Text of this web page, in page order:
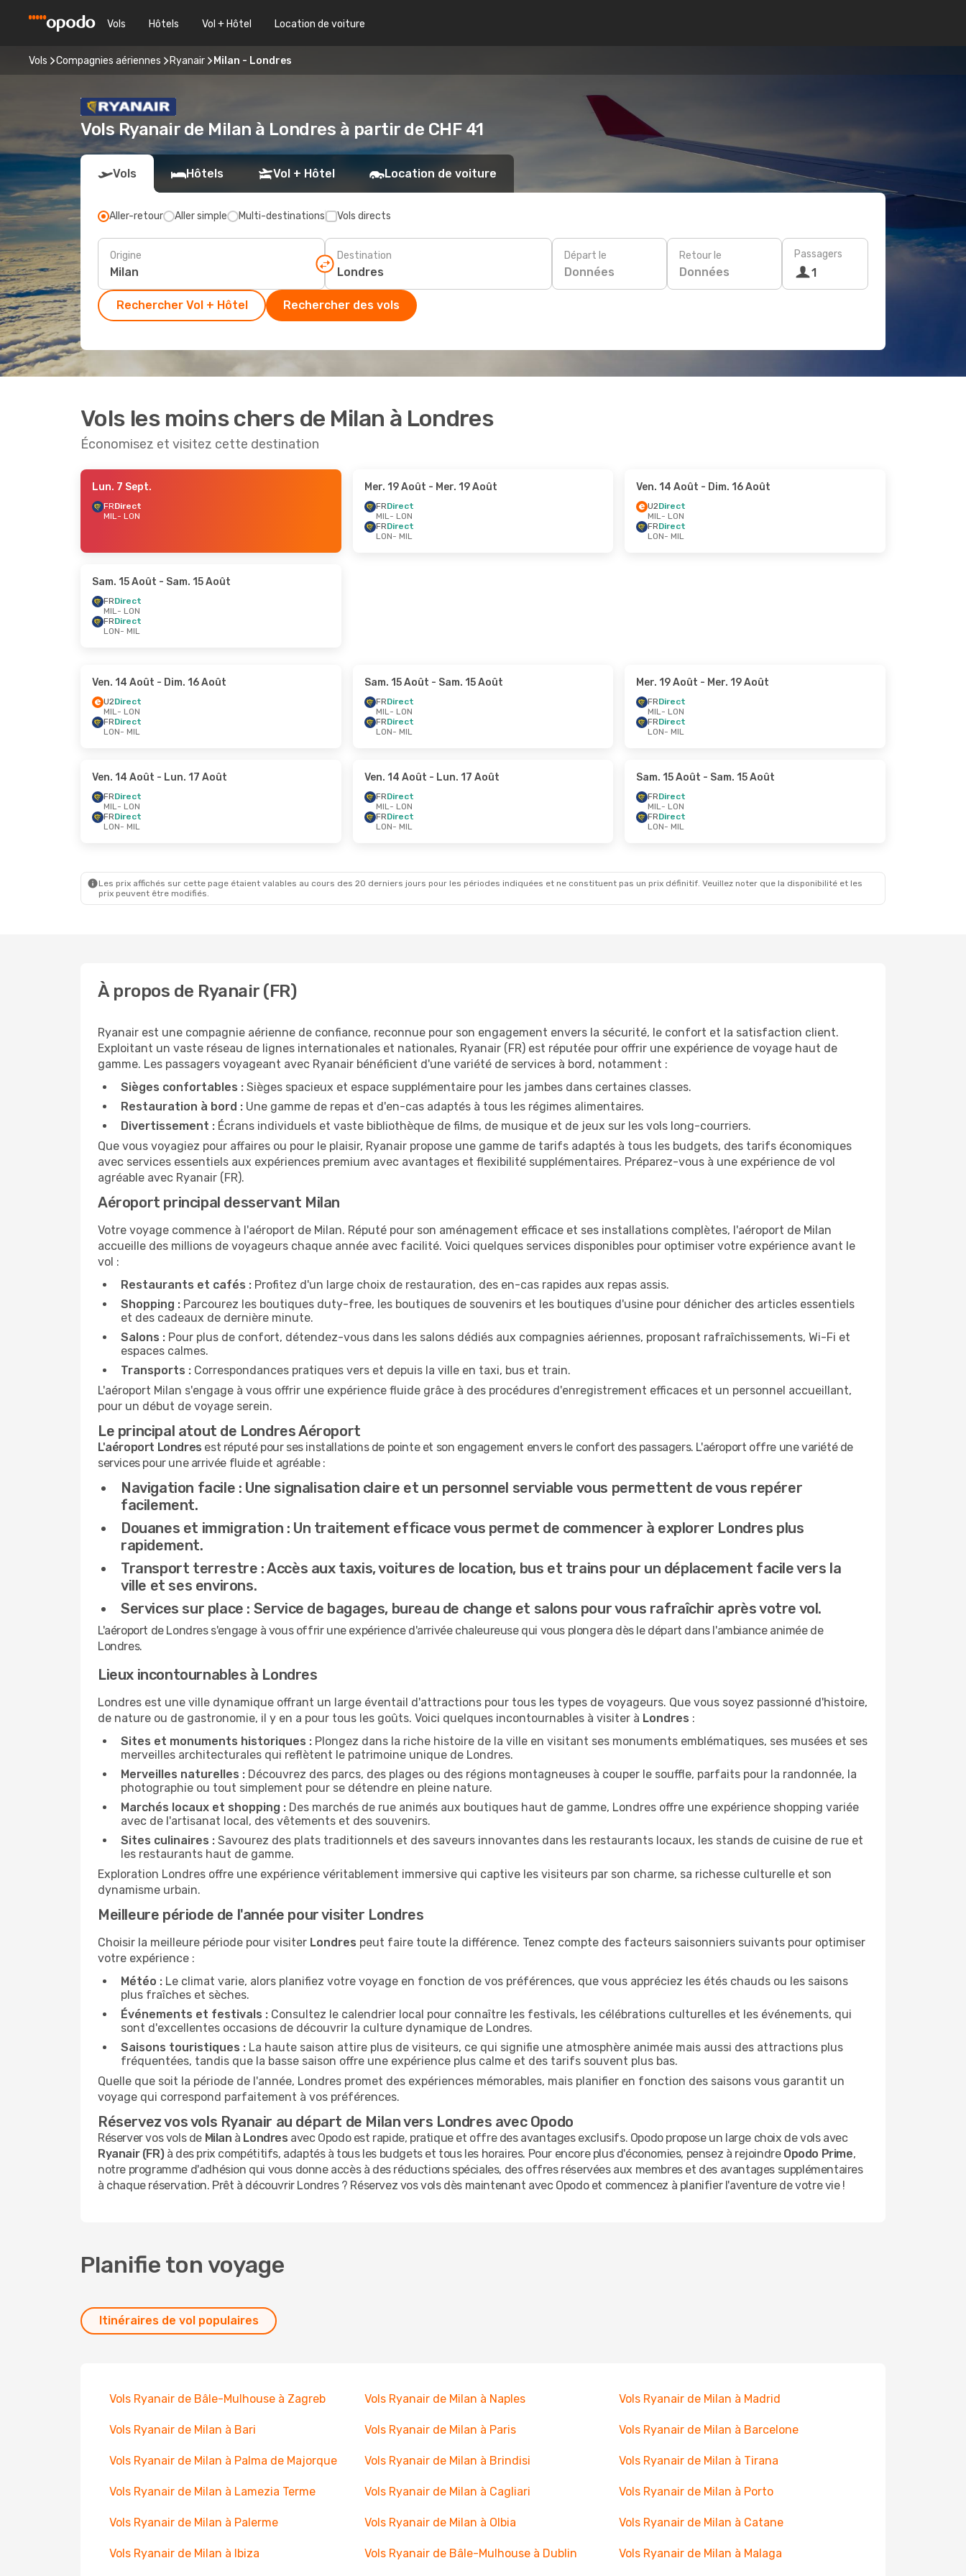
Vols Hôtels Vol + Hôtel Location de voiture
Vols Compagnies aériennes Ryanair Milan - Londres
Vols Ryanair de Milan à Londres à partir de CHF 41
Vols Hôtels Vol + Hôtel Location de voiture
Aller-retour Aller simple Multi-destinations Vols directs
Origine Destination Départ le
Données
Retour le
Données
Passagers
1
Rechercher Vol + Hôtel Rechercher des vols
Vols les moins chers de Milan à Londres
Économisez et visitez cette destination
Lun. 7 Sept.
FRDirect
MIL- LON
Mer. 19 Août - Mer. 19 Août
FRDirect
MIL- LON
FRDirect
LON- MIL
Ven. 14 Août - Dim. 16 Août
U2Direct
MIL- LON
FRDirect
LON- MIL
Sam. 15 Août - Sam. 15 Août
FRDirect
MIL- LON
FRDirect
LON- MIL
Ven. 14 Août - Dim. 16 Août
U2Direct
MIL- LON
FRDirect
LON- MIL
Sam. 15 Août - Sam. 15 Août
FRDirect
MIL- LON
FRDirect
LON- MIL
Mer. 19 Août - Mer. 19 Août
FRDirect
MIL- LON
FRDirect
LON- MIL
Ven. 14 Août - Lun. 17 Août
FRDirect
MIL- LON
FRDirect
LON- MIL
Ven. 14 Août - Lun. 17 Août
FRDirect
MIL- LON
FRDirect
LON- MIL
Sam. 15 Août - Sam. 15 Août
FRDirect
MIL- LON
FRDirect
LON- MIL
Les prix affichés sur cette page étaient valables au cours des 20 derniers jours pour les périodes indiquées et ne constituent pas un prix définitif. Veuillez noter que la disponibilité et les
prix peuvent être modifiés.
À propos de Ryanair (FR)
Ryanair est une compagnie aérienne de confiance, reconnue pour son engagement envers la sécurité, le confort et la satisfaction client.
Exploitant un vaste réseau de lignes internationales et nationales, Ryanair (FR) est réputée pour offrir une expérience de voyage haut de
gamme. Les passagers voyageant avec Ryanair bénéficient d'une variété de services à bord, notamment :
Sièges confortables : Sièges spacieux et espace supplémentaire pour les jambes dans certaines classes.
Restauration à bord : Une gamme de repas et d'en-cas adaptés à tous les régimes alimentaires.
Divertissement : Écrans individuels et vaste bibliothèque de films, de musique et de jeux sur les vols long-courriers.
Que vous voyagiez pour affaires ou pour le plaisir, Ryanair propose une gamme de tarifs adaptés à tous les budgets, des tarifs économiques
avec services essentiels aux expériences premium avec avantages et flexibilité supplémentaires. Préparez-vous à une expérience de vol
agréable avec Ryanair (FR).
Aéroport principal desservant Milan
Votre voyage commence à l'aéroport de Milan. Réputé pour son aménagement efficace et ses installations complètes, l'aéroport de Milan
accueille des millions de voyageurs chaque année avec facilité. Voici quelques services disponibles pour optimiser votre expérience avant le
vol :
Restaurants et cafés : Profitez d'un large choix de restauration, des en-cas rapides aux repas assis.
Shopping : Parcourez les boutiques duty-free, les boutiques de souvenirs et les boutiques d'usine pour dénicher des articles essentiels
et des cadeaux de dernière minute.
Salons : Pour plus de confort, détendez-vous dans les salons dédiés aux compagnies aériennes, proposant rafraîchissements, Wi-Fi et
espaces calmes.
Transports : Correspondances pratiques vers et depuis la ville en taxi, bus et train.
L'aéroport Milan s'engage à vous offrir une expérience fluide grâce à des procédures d'enregistrement efficaces et un personnel accueillant,
pour un début de voyage serein.
Le principal atout de Londres Aéroport
L'aéroport Londres est réputé pour ses installations de pointe et son engagement envers le confort des passagers. L'aéroport offre une variété de
services pour une arrivée fluide et agréable :
Navigation facile : Une signalisation claire et un personnel serviable vous permettent de vous repérer
facilement.
Douanes et immigration : Un traitement efficace vous permet de commencer à explorer Londres plus
rapidement.
Transport terrestre :Accès aux taxis, voitures de location, bus et trains pour un déplacement facile vers la
ville et ses environs.
Services sur place : Service de bagages, bureau de change et salons pour vous rafraîchir après votre vol.
L'aéroport de Londres s'engage à vous offrir une expérience d'arrivée chaleureuse qui vous plongera dès le départ dans l'ambiance animée de
Londres.
Lieux incontournables à Londres
Londres est une ville dynamique offrant un large éventail d'attractions pour tous les types de voyageurs. Que vous soyez passionné d'histoire,
de nature ou de gastronomie, il y en a pour tous les goûts. Voici quelques incontournables à visiter à Londres :
Sites et monuments historiques : Plongez dans la riche histoire de la ville en visitant ses monuments emblématiques, ses musées et ses
merveilles architecturales qui reflètent le patrimoine unique de Londres.
Merveilles naturelles : Découvrez des parcs, des plages ou des régions montagneuses à couper le souffle, parfaits pour la randonnée, la
photographie ou tout simplement pour se détendre en pleine nature.
Marchés locaux et shopping : Des marchés de rue animés aux boutiques haut de gamme, Londres offre une expérience shopping variée
avec de l'artisanat local, des vêtements et des souvenirs.
Sites culinaires : Savourez des plats traditionnels et des saveurs innovantes dans les restaurants locaux, les stands de cuisine de rue et
les restaurants haut de gamme.
Exploration Londres offre une expérience véritablement immersive qui captive les visiteurs par son charme, sa richesse culturelle et son
dynamisme urbain.
Meilleure période de l'année pour visiter Londres
Choisir la meilleure période pour visiter Londres peut faire toute la différence. Tenez compte des facteurs saisonniers suivants pour optimiser
votre expérience :
Météo : Le climat varie, alors planifiez votre voyage en fonction de vos préférences, que vous appréciez les étés chauds ou les saisons
plus fraîches et sèches.
Événements et festivals : Consultez le calendrier local pour connaître les festivals, les célébrations culturelles et les événements, qui
sont d'excellentes occasions de découvrir la culture dynamique de Londres.
Saisons touristiques : La haute saison attire plus de visiteurs, ce qui signifie une atmosphère animée mais aussi des attractions plus
fréquentées, tandis que la basse saison offre une expérience plus calme et des tarifs souvent plus bas.
Quelle que soit la période de l'année, Londres promet des expériences mémorables, mais planifier en fonction des saisons vous garantit un
voyage qui correspond parfaitement à vos préférences.
Réservez vos vols Ryanair au départ de Milan vers Londres avec Opodo
Réserver vos vols de Milan à Londres avec Opodo est rapide, pratique et offre des avantages exclusifs. Opodo propose un large choix de vols avec
Ryanair (FR)à des prix compétitifs, adaptés à tous les budgets et tous les horaires. Pour encore plus d'économies, pensez à rejoindre Opodo Prime,
notre programme d'adhésion qui vous donne accès à des réductions spéciales, des offres réservées aux membres et des avantages supplémentaires
à chaque réservation. Prêt à découvrir Londres ? Réservez vos vols dès maintenant avec Opodo et commencez à planifier l'aventure de votre vie !
Planifie ton voyage
Itinéraires de vol populaires
Vols Ryanair de Bâle-Mulhouse à Zagreb Vols Ryanair de Milan à Naples Vols Ryanair de Milan à Madrid
Vols Ryanair de Milan à Bari Vols Ryanair de Milan à Paris Vols Ryanair de Milan à Barcelone
Vols Ryanair de Milan à Palma de Majorque Vols Ryanair de Milan à Brindisi Vols Ryanair de Milan à Tirana
Vols Ryanair de Milan à Lamezia Terme Vols Ryanair de Milan à Cagliari Vols Ryanair de Milan à Porto
Vols Ryanair de Milan à Palerme Vols Ryanair de Milan à Olbia Vols Ryanair de Milan à Catane
Vols Ryanair de Milan à Ibiza Vols Ryanair de Bâle-Mulhouse à Dublin Vols Ryanair de Milan à Malaga